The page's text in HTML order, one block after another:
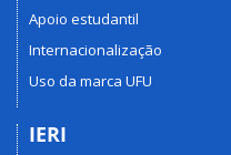
Apoio estudantil
Internacionalização
Uso da marca UFU
IERI